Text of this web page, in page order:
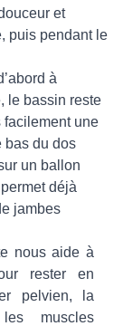
et
puis pendant le
à
le bassin reste
facilement une
bas du dos
un ballon
déjà
jambes
nous aide à
rester en
pelvien, la
muscles